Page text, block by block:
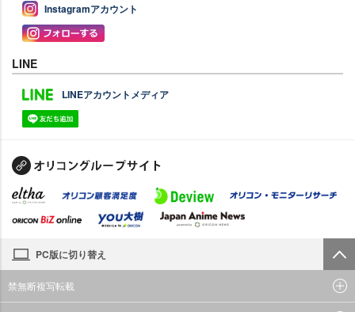
Instagramアカウント
LINE
LINEアカウントメディア
PC版に切り替え
禁無断複写転載